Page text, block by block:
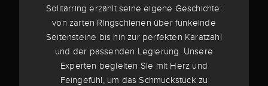
Solitärring erzählt seine eigene Geschichte:
von zarten Ringschienen über funkelnde
Seitensteine bis hin zur perfekten Karatzahl
und der passenden Legierung. Unsere
Experten begleiten Sie mit Herz und
Feingefühl, um das Schmuckstück zu